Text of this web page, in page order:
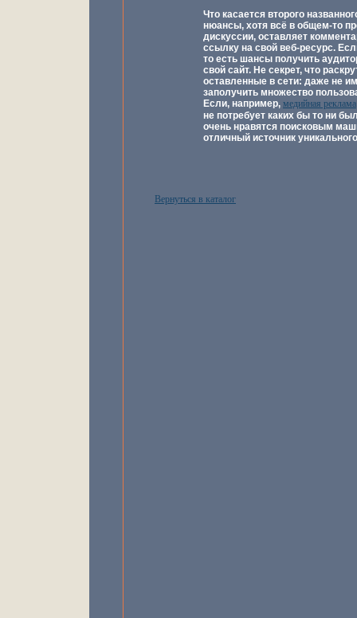
Что касается второго
нюансы, хотя всё в общем-то
дискуссии, оставляет
ссылку на свой веб-ресурс.
то есть шансы получить
свой сайт. Не секрет, что
оставленные в сети: даже не
заполучить множество
Если, например, медийная реклама
не потребует каких бы то ни
очень нравятся поисковым
отличный источник
Вернуться в каталог